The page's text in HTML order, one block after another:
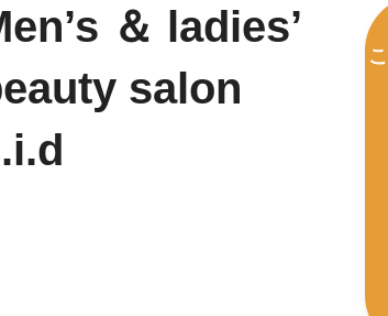
＆ ladies’
salon